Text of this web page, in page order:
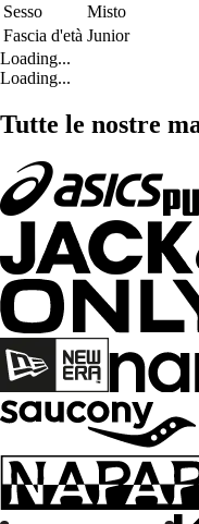
Sesso
Misto
Fascia d'età Junior
Loading...
Loading...
Tutte le nostre